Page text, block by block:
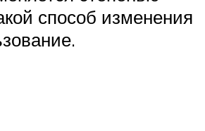
способ изменения